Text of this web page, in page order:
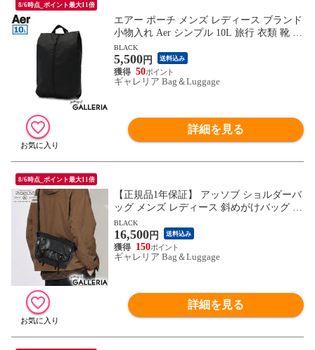
8/6時点_ポイント最大11倍
エアー ポーチ メンズ レディース ブランド
小物入れ Aer シンプル 10L 旅行 衣類 靴 リ
ップストップナイロン 大きめ バッグイン
バッグ トラベルポーチ マルチポーチ 黒 シ
ューズ パッキング Travel Collection Zip Bag
BLACK
5,500円 送料込み
50
ギャレリア Bag＆Luggage
詳細を見る
8/6時点_ポイント最大11倍
【正規品1年保証】 アッソブ ショルダーバ
ッグ メンズ レディース 斜めがけバッグ A
S2OV ショルダー 小さめ ブランド 軽量 耐
水 旅行 トラベル 2WAY 4L A5 BLEISURE
TRAVEL SHOULDER 152556
BLACK
16,500円 送料込み
150
ギャレリア Bag＆Luggage
詳細を見る